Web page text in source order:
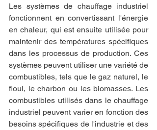
Les systèmes de chauffage industriel
fonctionnent en convertissant l'énergie
en chaleur, qui est ensuite utilisée pour
maintenir des températures spécifiques
dans les processus de production. Ces
systèmes peuvent utiliser une variété de
combustibles, tels que le gaz naturel, le
fioul, le charbon ou les biomasses. Les
combustibles utilisés dans le chauffage
industriel peuvent varier en fonction des
besoins spécifiques de l'industrie et des